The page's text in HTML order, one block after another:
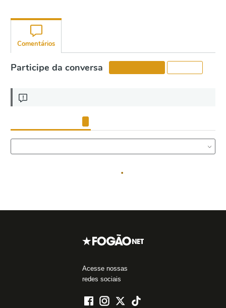
Acesse nossas
redes sociais